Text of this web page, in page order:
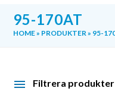
95-170AT
HOME» PRODUKTER» 95-
Filtrera produkter